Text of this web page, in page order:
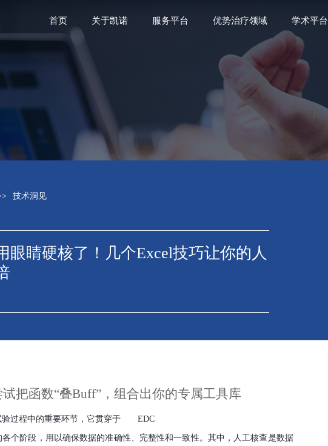
首页 关于凯诺 服务平台 优势治疗领域 学术平台
技术洞见
眼睛硬核了！几个Excel技巧让你的人
把函数“叠Buff”，组合出你的专属工具库
过程中的重要环节，它贯穿于 EDC
个阶段，用以确保数据的准确性、完整性和一致性。其中，人工核查是数据